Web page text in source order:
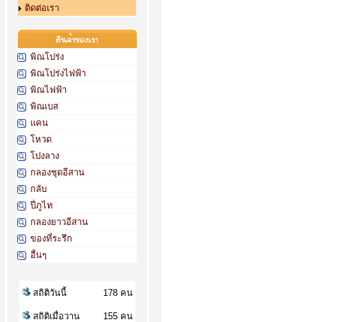
ติดต่อเรา
พิณโปร่ง
พิณโปร่งไฟฟ้า
พิณไฟฟ้า
พิณเบส
แคน
โหวด
โปงลาง
กลองชุดอีสาน
กลับ
ปี่ภูไท
กลองยาวอีสาน
ของที่ระรึก
อื่นๆ
สถิติวันนี้ 178 คน
สถิติเมื่อวาน 155 คน